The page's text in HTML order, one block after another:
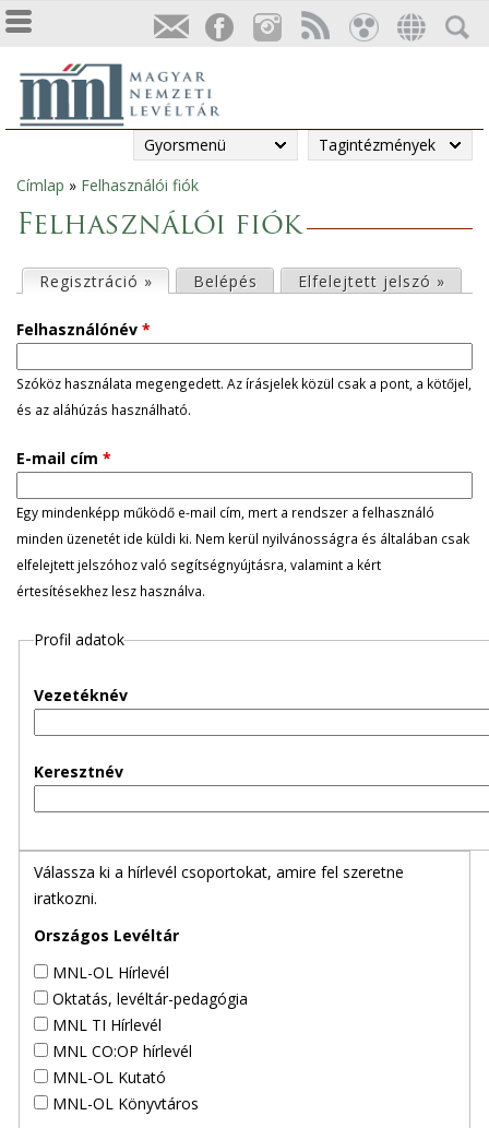
Gyorsmenü Tagintézmények
Jelenlegi
hely
Címlap » Felhasználói fiók
Felhasználói fiók
l
s
ő
d
l
e
g
e
Regisztráció » (aktív fül)
Belépés Elfelejtett jelszó »
Felhasználónév *
Szóköz használata megengedett. Az írásjelek közül csak a pont, a kötőjel,
és az aláhúzás használható.
E-mail cím *
Egy mindenképp működő e-mail cím, mert a rendszer a felhasználó
minden üzenetét ide küldi ki. Nem kerül nyilvánosságra és általában csak
elfelejtett jelszóhoz való segítségnyújtásra, valamint a kért
értesítésekhez lesz használva.
Profil adatok
Vezetéknév
Keresztnév
Válassza ki a hírlevél csoportokat, amire fel szeretne
iratkozni.
Országos Levéltár
MNL-OL Hírlevél
Oktatás, levéltár-pedagógia
MNL TI Hírlevél
MNL CO:OP hírlevél
MNL-OL Kutató
MNL-OL Könyvtáros